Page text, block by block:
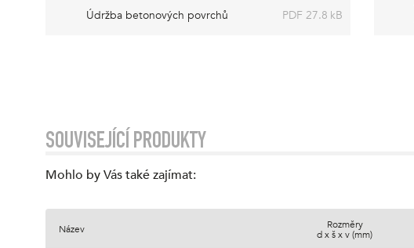
Údržba betonových povrchů PDF 27.8 kB
SOUVISEJÍCÍ PRODUKTY
Mohlo by Vás také zajímat:
Název
Rozměry
d x š x v (mm)